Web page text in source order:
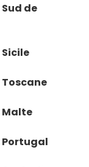
de
Malte
Portugal